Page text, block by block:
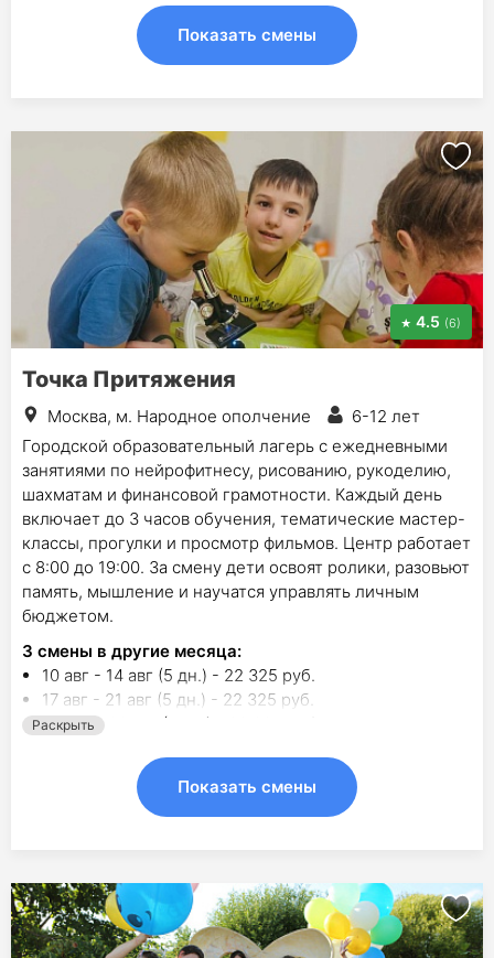
Показать смены
4.5 (6)
Точка Притяжения
Москва, м. Народное ополчение
6-12 лет
Городской образовательный лагерь с ежедневными
занятиями по нейрофитнесу, рисованию, рукоделию,
шахматам и финансовой грамотности. Каждый день
включает до 3 часов обучения, тематические мастер-
классы, прогулки и просмотр фильмов. Центр работает
с 8:00 до 19:00. За смену дети освоят ролики, разовьют
память, мышление и научатся управлять личным
бюджетом.
3 смены в другие месяца:
10 авг - 14 авг (5 дн.) - 22 325 руб.
17 авг - 21 авг (5 дн.) - 22 325 руб.
24 авг - 28 авг (5 дн.) - 22 325 руб.
Раскрыть
Показать смены